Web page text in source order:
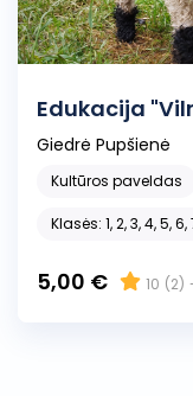
Edukacija
Giedrė Pupšienė
Kultūros paveldas
Klasės: 1, 2, 3, 4, 5,
5,00 € 10 (2)